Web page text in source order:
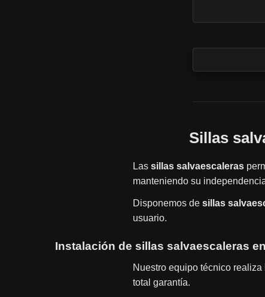
Sillas
Las sillas salvaescaleras
manteniendo su
Disponemos de sillas
usuario.
Instalación de sillas salvaescaleras
Nuestro equipo técnico
total garantía.